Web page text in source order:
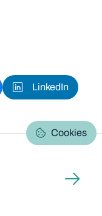
LinkedIn
Cookies